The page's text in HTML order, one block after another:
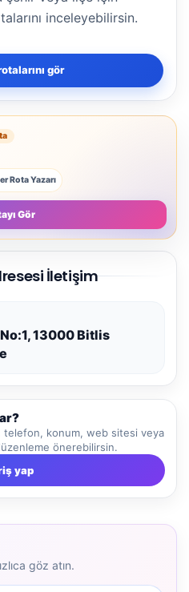
inceleyebilirsin.
gör
Rota Yazarı
Gör
İletişim
13000 Bitlis
telefon, konum, web sitesi veya
önerebilirsin.
yap
göz atın.